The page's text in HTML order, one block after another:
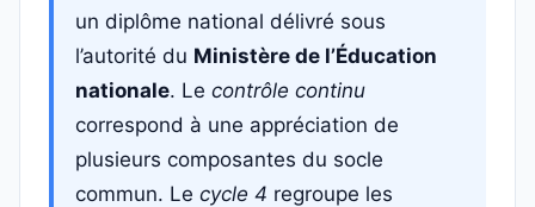
un diplôme national délivré sous
l’autorité du Ministère de l’Éducation
nationale. Le contrôle continu
correspond à une appréciation de
plusieurs composantes du socle
commun. Le cycle 4 regroupe les